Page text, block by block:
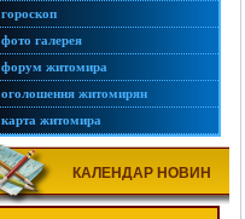
гороскоп
фото галерея
форум житомира
оголошення житомирян
карта житомира
КАЛЕНДАР НОВИН